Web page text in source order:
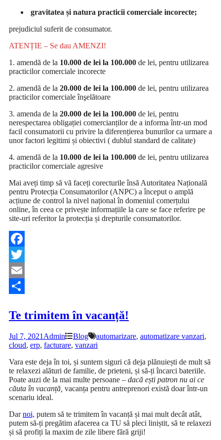
gravitatea și natura practicii comerciale incorecte;
prejudiciul suferit de consumator.
ATENȚIE – Se dau AMENZI!
1. amendă de la 10.000 de lei la 100.000 de lei, pentru utilizarea
practicilor comerciale incorecte
2. amendă de la 20.000 de lei la 100.000 de lei, pentru utilizarea
practicilor comerciale înşelătoare
3. amenda de la 20.000 de lei la 100.000 de lei, pentru
nerespectarea obligației comercianților de a informa într-un mod
facil consumatorii cu privire la diferențierea bunurilor ca urmare a
unor factori legitimi și obiectivi ( dublul standard de calitate)
4. amendă de la 10.000 de lei la 100.000 de lei, pentru utilizarea
practicilor comerciale agresive
Mai aveți timp să vă faceți corecturile însă Autoritatea Națională
pentru Protecția Consumatorilor (ANPC) a început o amplă
acțiune de control la nivel național în domeniul comerțului
online, în ceea ce privește informațiile la care se face referire pe
site-uri referitor la protecția și drepturile consumatorilor.
Facebook
Twitter
Email
Te trimitem în vacanță!
Jul 7, 2021 Admin Blog automarizare, automatizare vanzari,
cloud, erp, facturare, vanzari
Vara este deja în toi, și suntem siguri că deja plănuiești de mult să
te relaxezi alături de familie, de prieteni, și să-ți încarci bateriile.
Poate auzi de la mai multe persoane – dacă ești patron nu ai ce
căuta în vacanță, vacanța pentru antreprenori există doar într-un
scenariu ideal.
Darnoi, putem să te trimitem în vacanță și mai mult decât atât,
putem să-ți pregătim afacerea ca TU să pleci liniștit, să te relaxezi
și să profiți la maxim de zile libere fără griji!